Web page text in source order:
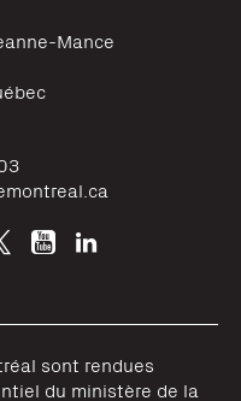
Mance
sont rendues
du ministère de la